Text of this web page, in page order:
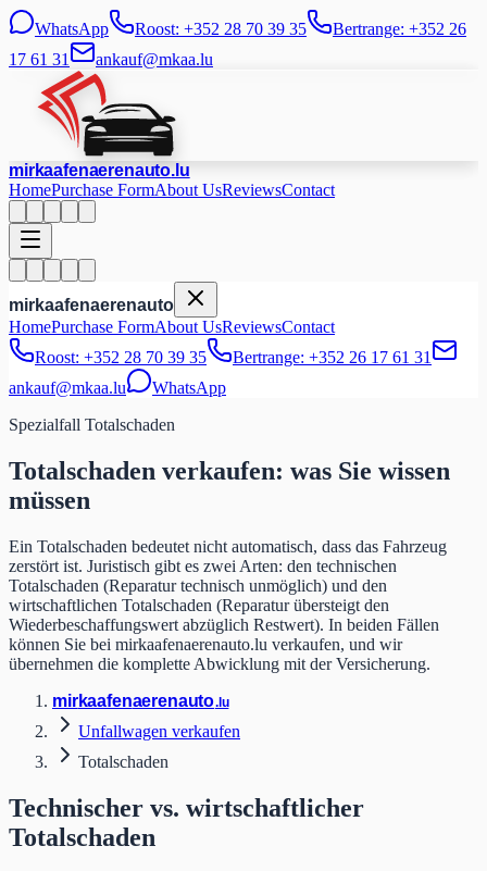
WhatsApp Roost: +352 28 70 39 35
Bertrange: +352 26
17 61 31
ankauf@mkaa.lu
mirkaafenaerenauto.lu
HomePurchase FormAbout UsReviewsContact
mirkaafenaerenauto
HomePurchase FormAbout UsReviewsContact
Roost: +352 28 70 39 35
Bertrange: +352 26 17 61 31
ankauf@mkaa.lu
WhatsApp
Spezialfall Totalschaden
Totalschaden verkaufen: was Sie wissen
müssen
Ein Totalschaden bedeutet nicht automatisch, dass das Fahrzeug
zerstört ist. Juristisch gibt es zwei Arten: den technischen
Totalschaden (Reparatur technisch unmöglich) und den
wirtschaftlichen Totalschaden (Reparatur übersteigt den
Wiederbeschaffungswert abzüglich Restwert). In beiden Fällen
können Sie bei mirkaafenaerenauto.lu verkaufen, und wir
übernehmen die komplette Abwicklung mit der Versicherung.
mirkaafenaerenauto.lu
Unfallwagen verkaufen
Totalschaden
Technischer vs. wirtschaftlicher
Totalschaden